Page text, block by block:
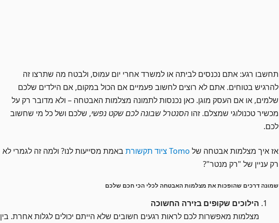
תחשבו רגע: אתם נכנסים לביתה או למשרד אחרי יום עמוס, ולבטח מה שתרצו זה
להרגיש בטוחים. אתם לא רוצים לחשוב פעמיים אם הכול במקום, אם הילדים שלכם
שלמים, או אם העסק מוגן. כאן נכנסות לתמונה מצלמות האבטחה – ולא מדובר רק על
מכשיר טכנולוגי שמצלם. זהו הסנטרל שבונה לכם שקט נפשי, שלכם ושל כל מי שחשוב
לכם.
אז איך מצלמות אבטחה של Tomo ציוד תקשורת
באמת מסייעות לנו? ולמה זה לגמרי לא
רק עניין של "רק מנטר"?
שמונה דרכים שהופכות את מצלמות האבטחה לכלי הכי חכם שלכם
הילוכים שקופים בזירה החשוכה
מצלמות מאפשרות לכם לראות רגעים חשובים שלא הייתם יכולים לגלות אחרת. בין